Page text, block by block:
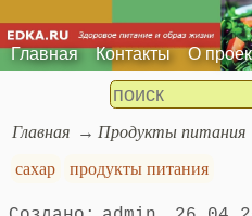
Главная Контакты О
Главная Продукты питания
сахар
продукты питания